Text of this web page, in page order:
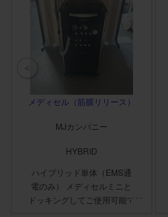
メディセル（筋膜リリース）
MJカンパニー
HYBRID
ハイブリッド単体（EMS通
電のみ） メディセルミニと
ドッキングしてご使用可能で